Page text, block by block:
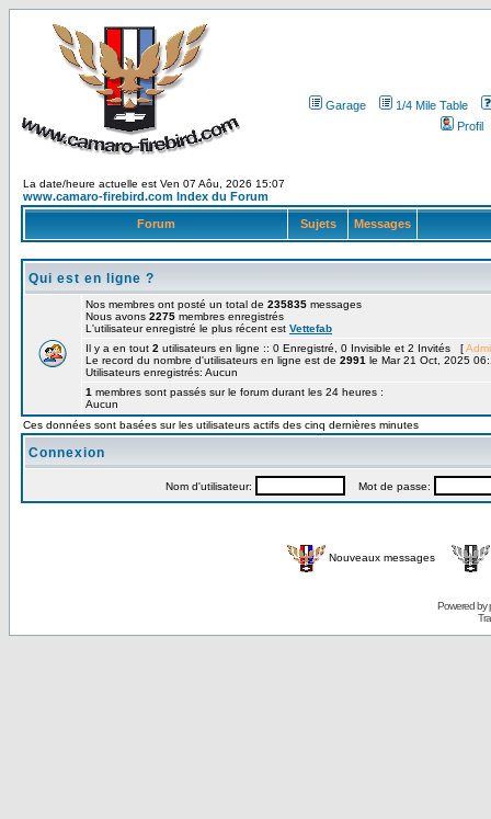
Garage
1/4 Mile Table
Profil
La date/heure actuelle est Ven 07 Aôu, 2026 15:07
www.camaro-firebird.com Index du Forum
Forum Sujets Messages
Qui est en ligne ?
Nos membres ont posté un total de 235835 messages
Nous avons 2275 membres enregistrés
L'utilisateur enregistré le plus récent est Vettefab
Il y a en tout 2 utilisateurs en ligne :: 0 Enregistré, 0 Invisible et 2 Invités [
Le record du nombre d'utilisateurs en ligne est de 2991 le Mar 21 Oct, 2025
Utilisateurs enregistrés: Aucun
1 membres sont passés sur le forum durant les 24 heures :
Aucun
Ces données sont basées sur les utilisateurs actifs des cinq dernières minutes
Connexion
Nom d'utilisateur: Mot de passe:
Nouveaux messages
Powered by